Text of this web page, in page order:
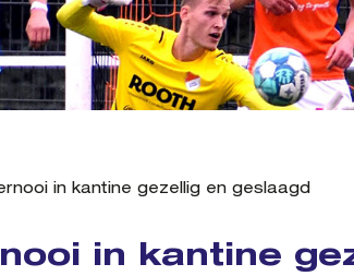
in kantine gezellig en geslaagd
in kantine